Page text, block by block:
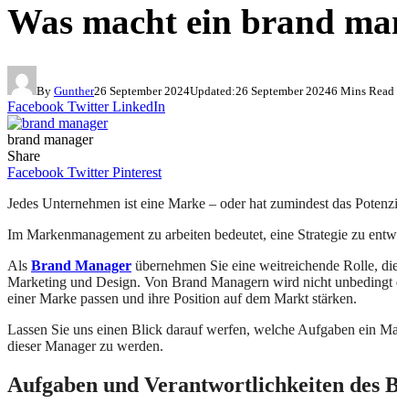
Was macht ein brand
By Gunther26 September 2024Updated:26 September 20246 Mins Read
Facebook Twitter LinkedIn
brand manager
Share
Facebook Twitter Pinterest
Jedes Unternehmen ist eine Marke – oder hat zumindest das
Im Markenmanagement zu arbeiten bedeutet, eine Strategie zu
Als Brand Manager übernehmen Sie eine weitreichende Rolle,
Marketing und Design. Von Brand Managern wird nicht unbedingt
einer Marke passen und ihre Position auf dem Markt stärken.
Lassen Sie uns einen Blick darauf werfen, welche Aufgaben ein
dieser Manager zu werden.
Aufgaben und Verantwortlichkeiten des